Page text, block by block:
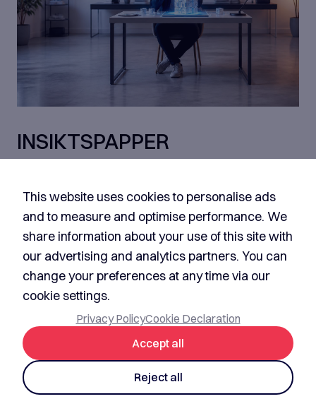
INSIKTSPAPPER
med AI i Produktutveckling
Hur AI tillverkar känslan av framgång i varje steg
av programvarulivscykeln – och vad som krävs
för att bygga produkter som faktiskt är klara.
This website uses cookies to personalise ads
and to measure and optimise performance. We
share information about your use of this site with
our advertising and analytics partners. You can
change your preferences at any time via our
cookie settings.
Privacy PolicyCookie Declaration
Accept all
Reject all